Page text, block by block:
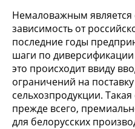
Немаловажным
зависимость от
последние годы
шаги по
это происходит ввиду
ограничений на
сельхозпродукции.
прежде всего,
для белорусских